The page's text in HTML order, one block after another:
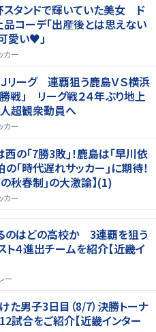
スタンドで輝いていた美女 ド
コーデ「出産後とは思えない
愛い♥」
カー
リーグ 連覇狙う鹿島ＶＳ横浜
戦」 リーグ戦２４年ぶり地上
超観衆動員へ
カー
西の｢7勝3敗｣！鹿島は｢早川依
の｢時代遅れサッカー｣に期待！
秋春制｣の大激論】(1)
カー
のはどの高校か 3連覇を狙う
４進出チームを紹介【近畿イ
ー
た男子3日目（8/7）決勝トーナ
試合をご紹介【近畿インター